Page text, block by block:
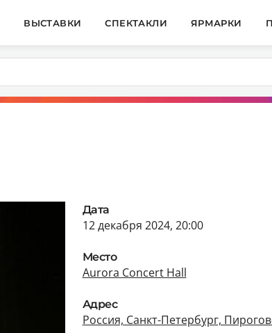
ВЫСТАВКИ СПЕКТАКЛИ ЯРМАРКИ
Дата
12 декабря 2024, 20:00
Место
Aurora Concert Hall
Адрес
Россия, Санкт-Петербург,